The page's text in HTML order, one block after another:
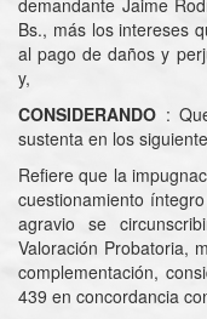
demandante Jaime
Bs., más los intereses
al pago de daños y
y,
CONSIDERANDO :
sustenta en los
Refiere que la
cuestionamiento
agravio se
Valoración Probatoria,
complementación,
439 en concordancia